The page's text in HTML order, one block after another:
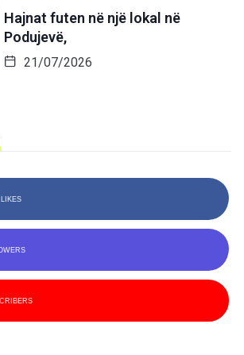
Hajnat futen në një lokal në
Podujevë,
21/07/2026
LIKES